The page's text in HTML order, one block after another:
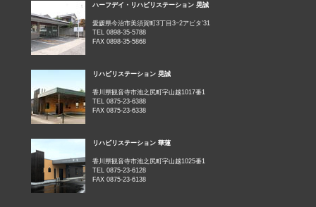
ハーフデイ・リハビリステーション 晃誠
愛媛県今治市美須賀町3丁目3−2アビタ’31
TEL 0898-35-5788
FAX 0898-35-5868
リハビリステーション 晃誠
香川県観音寺市池之尻町字山越1017番1
TEL 0875-23-6388
FAX 0875-23-6338
リハビリステーション 華蓮
香川県観音寺市池之尻町字山越1025番1
TEL 0875-23-6128
FAX 0875-23-6138